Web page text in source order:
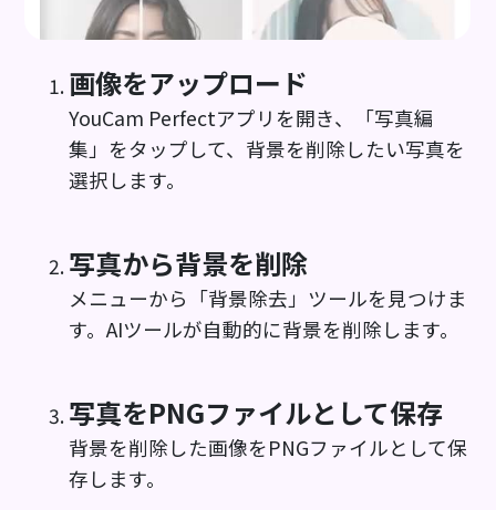
画像をアップロード
YouCam Perfectアプリを開き、「写真編
集」をタップして、背景を削除したい写真を
選択します。
写真から背景を削除
メニューから「背景除去」ツールを見つけま
す。AIツールが自動的に背景を削除します。
写真をPNGファイルとして保存
背景を削除した画像をPNGファイルとして保
存します。